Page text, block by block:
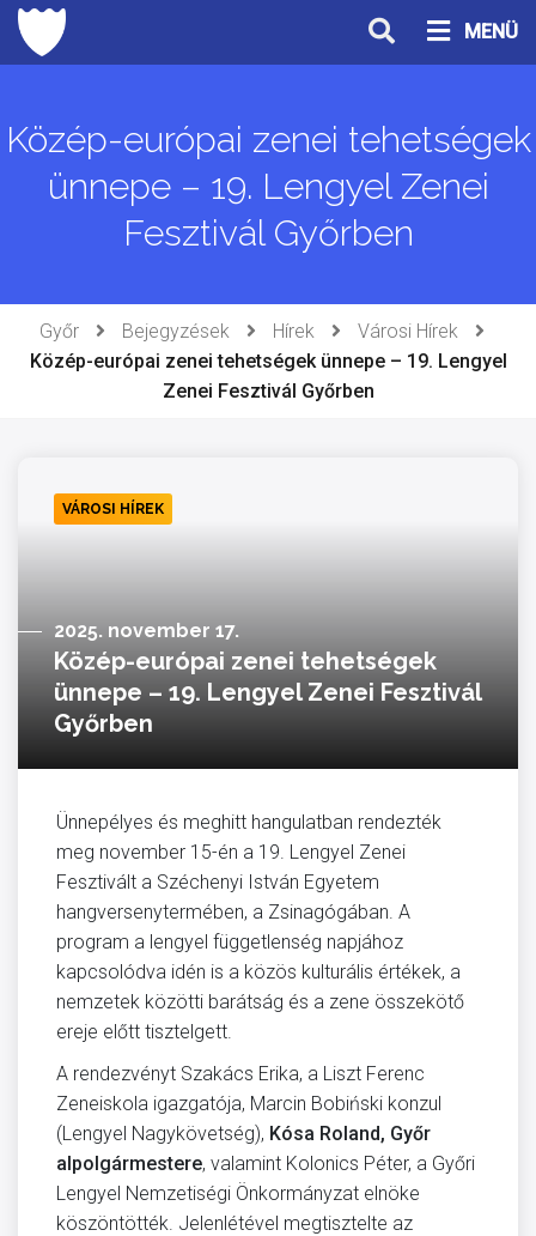
Ugrás
tartalomhoz
MENÜ
Közép-európai zenei tehetségek
ünnepe – 19. Lengyel Zenei
Fesztivál Győrben
Győr Bejegyzések Hírek
Városi Hírek
Közép-európai zenei tehetségek ünnepe – 19. Lengyel
Zenei Fesztivál Győrben
VÁROSI HÍREK
2025. november 17.
Közép-európai zenei tehetségek
ünnepe – 19. Lengyel Zenei Fesztivál
Győrben
Ünnepélyes és meghitt hangulatban rendezték
meg november 15-én a 19. Lengyel Zenei
Fesztivált a Széchenyi István Egyetem
hangversenytermében, a Zsinagógában. A
program a lengyel függetlenség napjához
kapcsolódva idén is a közös kulturális értékek, a
nemzetek közötti barátság és a zene összekötő
ereje előtt tisztelgett.
A rendezvényt Szakács Erika, a Liszt Ferenc
Zeneiskola igazgatója, Marcin Bobiński konzul
(Lengyel Nagykövetség), Kósa Roland, Győr
alpolgármestere, valamint Kolonics Péter, a Győri
Lengyel Nemzetiségi Önkormányzat elnöke
köszöntötték. Jelenlétével megtisztelte az